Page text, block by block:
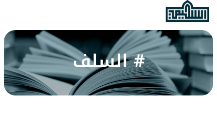
# السلف